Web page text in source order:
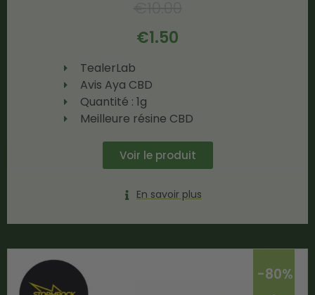
€1.50
TealerLab
Avis Aya CBD
Quantité : 1g
Meilleure résine CBD
Voir le produit
En savoir plus
-80%